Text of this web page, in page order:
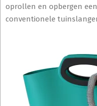
oprollen en opbergen
conventionele